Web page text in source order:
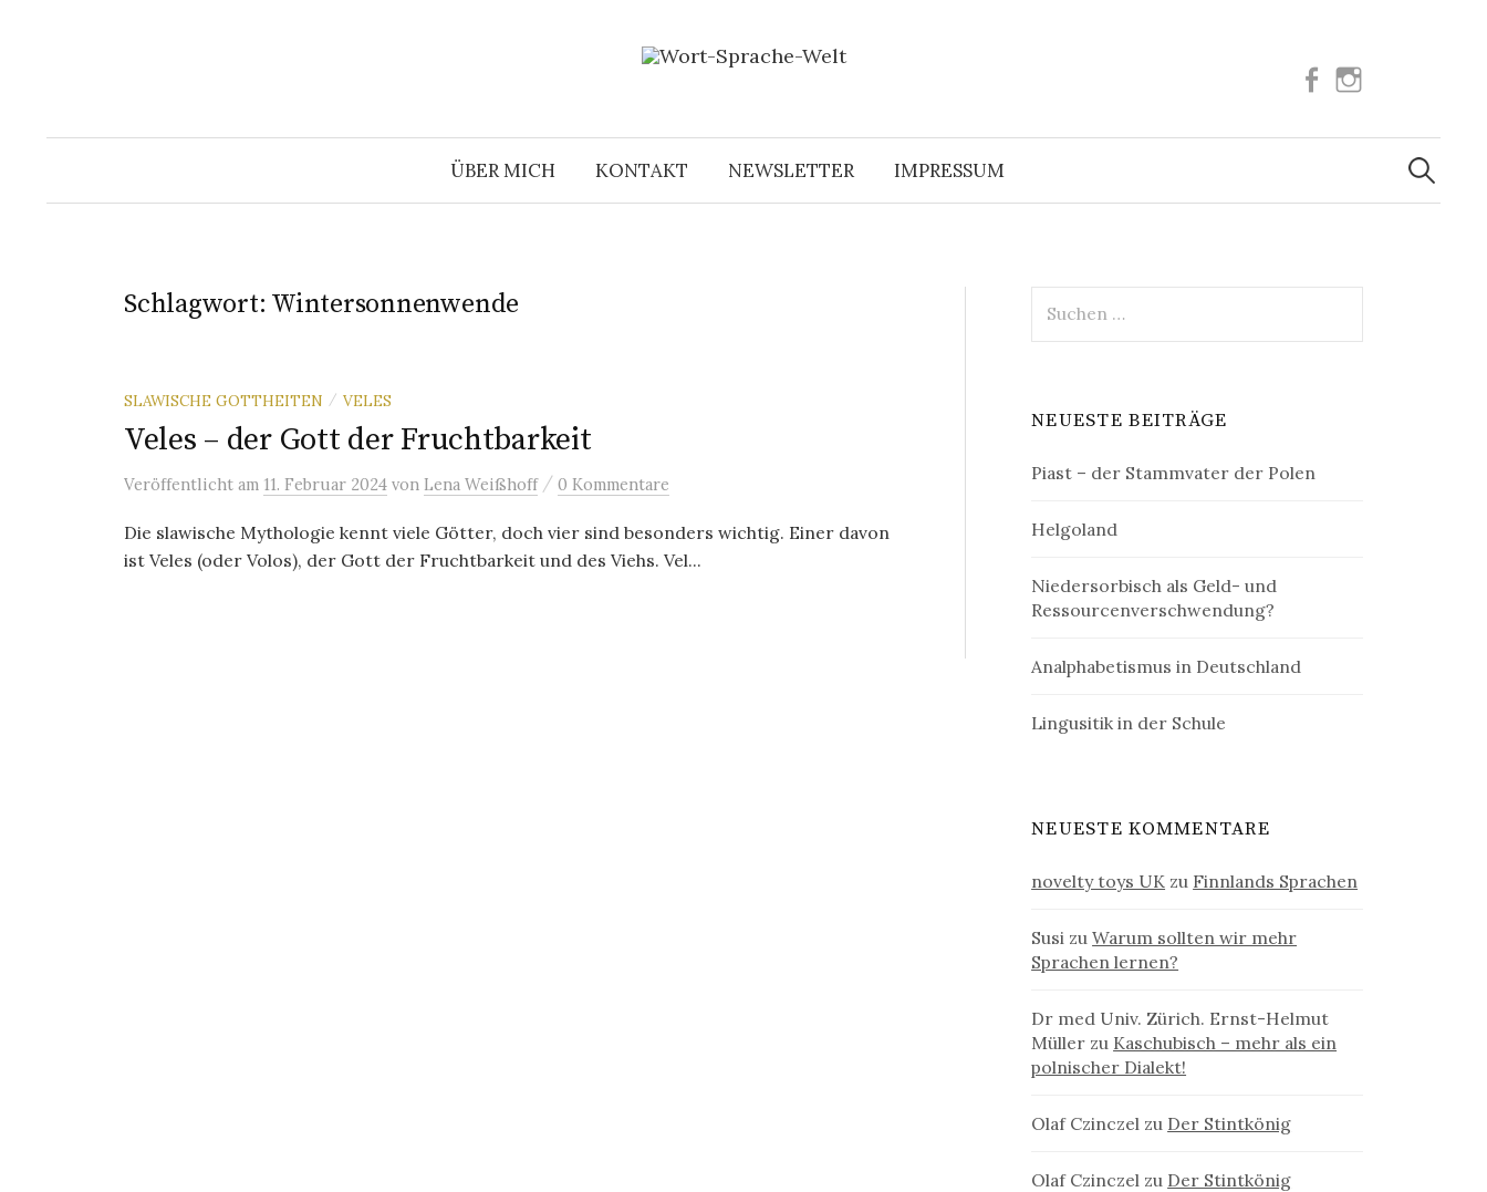
Facebook
ÜBER MICH KONTAKT NEWSLETTER IMPRESSUM
Suchen
nach:
Schlagwort: Wintersonnenwende
SLAWISCHE GOTTHEITEN / VELES
Veles – der Gott der Fruchtbarkeit
Veröffentlicht am 11. Februar 2024 von Lena Weißhoff / 0 Kommentare
Die slawische Mythologie kennt viele Götter, doch vier sind besonders wichtig. Einer davon
ist Veles (oder Volos), der Gott der Fruchtbarkeit und des Viehs. Vel...
nach:
NEUESTE BEITRÄGE
Piast – der Stammvater der Polen
Helgoland
Niedersorbisch als Geld- und
Ressourcenverschwendung?
Analphabetismus in Deutschland
Lingusitik in der Schule
NEUESTE KOMMENTARE
novelty toys UK zu Finnlands Sprachen
Susi zuWarum sollten wir mehr
Sprachen lernen?
Dr med Univ. Zürich. Ernst-Helmut
Müller zu Kaschubisch – mehr als ein
polnischer Dialekt!
Olaf Czinczel zu Der Stintkönig
Olaf Czinczel zu Der Stintkönig